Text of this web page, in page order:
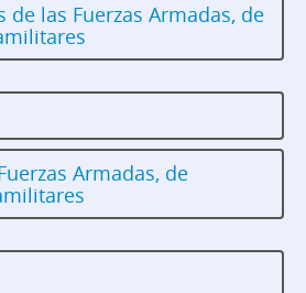
de las Fuerzas Armadas, de
Armadas, de